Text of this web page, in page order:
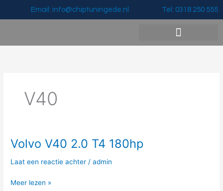
Email: info@chiptuningede.nl Tel: 0318 250 555
V40
Volvo V40 2.0 T4 180hp
Laat een reactie achter /admin
Volvo
2.0
180hp
Meer lezen »